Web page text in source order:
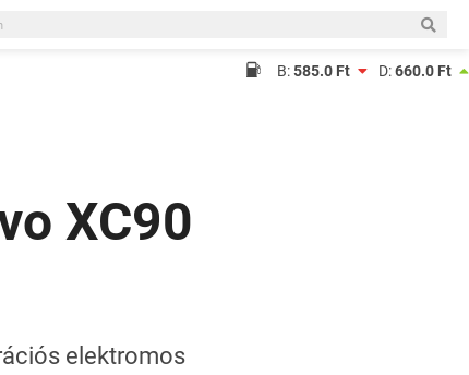
B:585.0 Ft D:660.0 Ft
XC90
elektromos